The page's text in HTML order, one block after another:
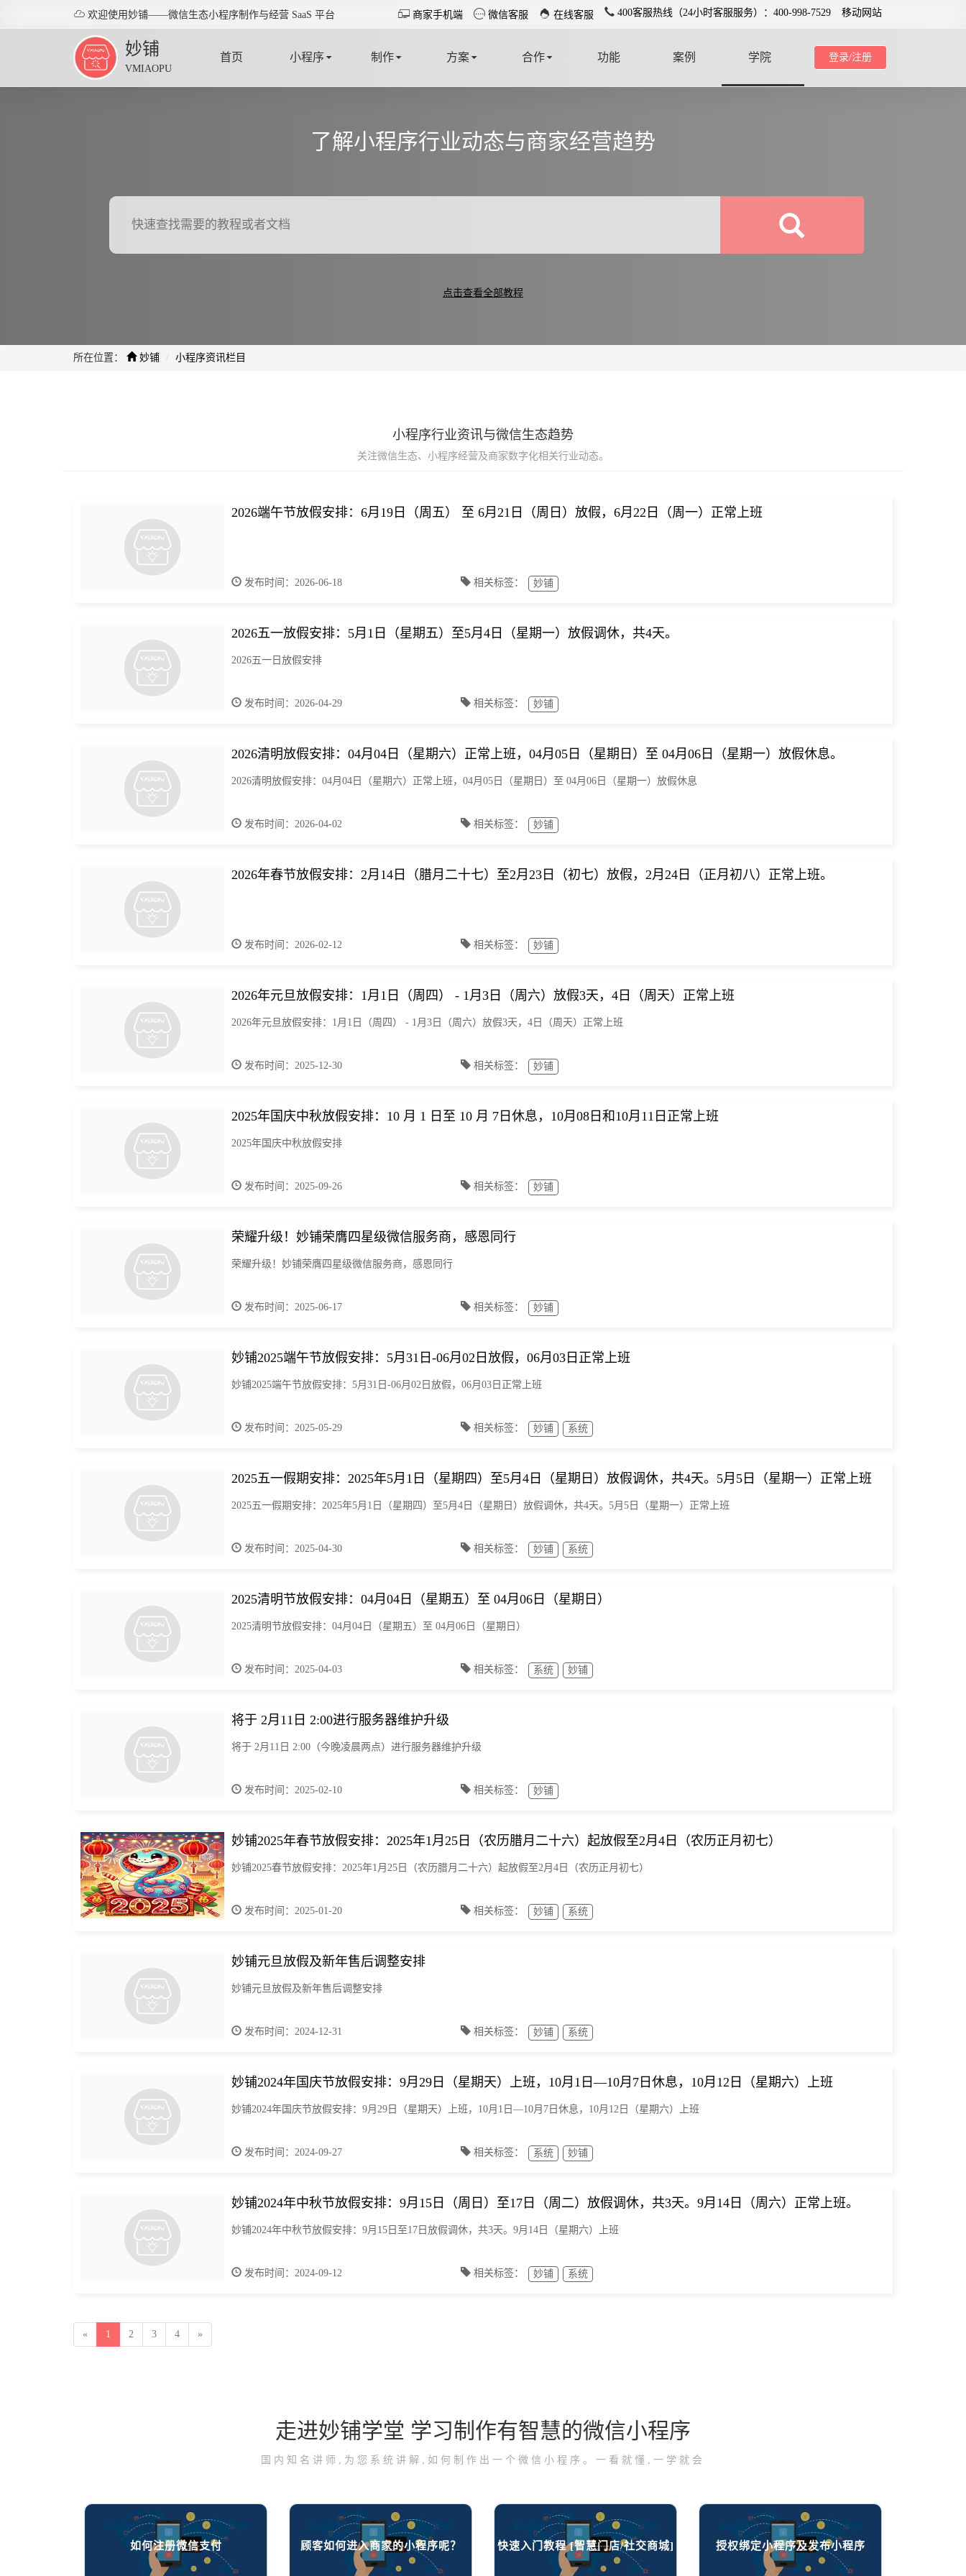
 欢迎使用妙铺——微信生态小程序制作与经营 SaaS 平台  商家手机端  微信客服  在线客服 400客服热线（24小时客服服务）：400-998-7529 移动网站
妙铺
VMIAOPU
登录/注册
首页 小程序 制作 方案 合作 功能 案例 学院
了解小程序行业动态与商家经营趋势
点击查看全部教程
所在位置： 妙铺 小程序资讯栏目
小程序行业资讯与微信生态趋势
关注微信生态、小程序经营及商家数字化相关行业动态。
2026端午节放假安排：6月19日（周五） 至 6月21日（周日）放假，6月22日（周一）正常上班
发布时间：2026-06-18 相关标签： 妙铺
2026五一放假安排：5月1日（星期五）至5月4日（星期一）放假调休，共4天。
2026五一日放假安排
发布时间：2026-04-29 相关标签： 妙铺
2026清明放假安排：04月04日（星期六）正常上班，04月05日（星期日）至 04月06日（星期一）放假休息。
2026清明放假安排：04月04日（星期六）正常上班，04月05日（星期日）至 04月06日（星期一）放假休息
发布时间：2026-04-02 相关标签： 妙铺
2026年春节放假安排：2月14日（腊月二十七）至2月23日（初七）放假，2月24日（正月初八）正常上班。
发布时间：2026-02-12 相关标签： 妙铺
2026年元旦放假安排：1月1日（周四） - 1月3日（周六）放假3天，4日（周天）正常上班
2026年元旦放假安排：1月1日（周四） - 1月3日（周六）放假3天，4日（周天）正常上班
发布时间：2025-12-30 相关标签： 妙铺
2025年国庆中秋放假安排：10 月 1 日至 10 月 7日休息，10月08日和10月11日正常上班
2025年国庆中秋放假安排
发布时间：2025-09-26 相关标签： 妙铺
荣耀升级！妙铺荣膺四星级微信服务商，感恩同行
荣耀升级！妙铺荣膺四星级微信服务商，感恩同行
发布时间：2025-06-17 相关标签： 妙铺
妙铺2025端午节放假安排：5月31日-06月02日放假，06月03日正常上班
妙铺2025端午节放假安排：5月31日-06月02日放假，06月03日正常上班
发布时间：2025-05-29 相关标签： 妙铺 系统
2025五一假期安排：2025年5月1日（星期四）至5月4日（星期日）放假调休，共4天。5月5日（星期一）正常上班
2025五一假期安排：2025年5月1日（星期四）至5月4日（星期日）放假调休，共4天。5月5日（星期一）正常上班
发布时间：2025-04-30 相关标签： 妙铺 系统
2025清明节放假安排：04月04日（星期五）至 04月06日（星期日）
2025清明节放假安排：04月04日（星期五）至 04月06日（星期日）
发布时间：2025-04-03 相关标签： 系统 妙铺
将于 2月11日 2:00进行服务器维护升级
将于 2月11日 2:00（今晚凌晨两点）进行服务器维护升级
发布时间：2025-02-10 相关标签： 妙铺
妙铺2025年春节放假安排：2025年1月25日（农历腊月二十六）起放假至2月4日（农历正月初七）
妙铺2025春节放假安排：2025年1月25日（农历腊月二十六）起放假至2月4日（农历正月初七）
发布时间：2025-01-20 相关标签： 妙铺 系统
妙铺元旦放假及新年售后调整安排
妙铺元旦放假及新年售后调整安排
发布时间：2024-12-31 相关标签： 妙铺 系统
妙铺2024年国庆节放假安排：9月29日（星期天）上班，10月1日—10月7日休息，10月12日（星期六）上班
妙铺2024年国庆节放假安排：9月29日（星期天）上班，10月1日—10月7日休息，10月12日（星期六）上班
发布时间：2024-09-27 相关标签： 系统 妙铺
妙铺2024年中秋节放假安排：9月15日（周日）至17日（周二）放假调休，共3天。9月14日（周六）正常上班。
妙铺2024年中秋节放假安排：9月15日至17日放假调休，共3天。9月14日（星期六）上班
发布时间：2024-09-12 相关标签： 妙铺 系统
« 1 2 3 4 »
走进妙铺学堂 学习制作有智慧的微信小程序
国内知名讲师,为您系统讲解,如何制作出一个微信小程序。一看就懂,一学就会
如何注册微信支付 顾客如何进入商家的小程序呢？ 快速入门教程 [智慧门店/社交商城] 授权绑定小程序及发布小程序